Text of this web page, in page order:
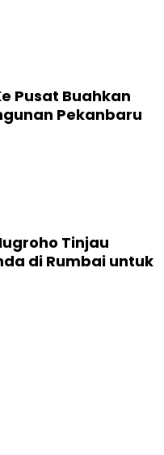
Pusat Buahkan
Pekanbaru
Tinjau
di Rumbai untuk